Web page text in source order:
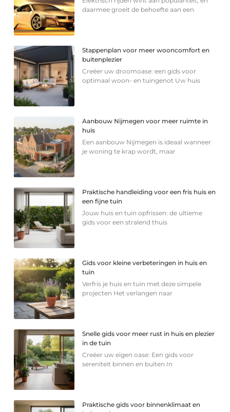
daarmee groeit de behoefte aan een
Stappenplan voor meer wooncomfort en
buitenplezier
Creëer uw droomoase: een gids voor
optimaal woon- en tuingenot Uw huis
Aanbouw Nijmegen voor meer ruimte in
huis
Een aanbouw Nijmegen is ideaal wanneer
je woning te krap wordt, maar
Praktische handleiding voor een fris huis en
een fijne tuin
Jouw huis en tuin opfrissen: de ultieme
gids voor een stralend thuis
Gids voor kleine verbeteringen in huis en
tuin
Verfris je huis en tuin met deze simpele
projecten Het verlangen naar
Snelle gids voor meer rust in huis en plezier
in de tuin
Creëer uw eigen oase: Een gids voor
sereniteit binnen en buiten In
Praktische gids voor binnenklimaat en